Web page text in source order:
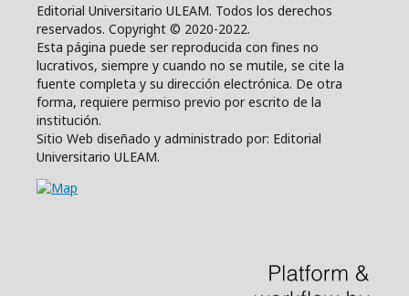
Editorial Universitario ULEAM. Todos los derechos
reservados. Copyright © 2020-2022.
Esta página puede ser reproducida con fines no
lucrativos, siempre y cuando no se mutile, se cite la
fuente completa y su dirección electrónica. De otra
forma, requiere permiso previo por escrito de la
institución.
Sitio Web diseñado y administrado por: Editorial
Universitario ULEAM.